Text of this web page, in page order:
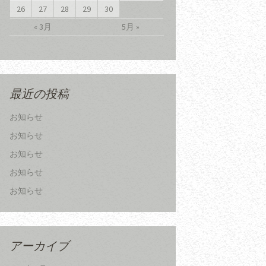
« 3月 5月 »
26 27 28 29 30
最近の投稿
お知らせ
お知らせ
お知らせ
お知らせ
お知らせ
アーカイブ